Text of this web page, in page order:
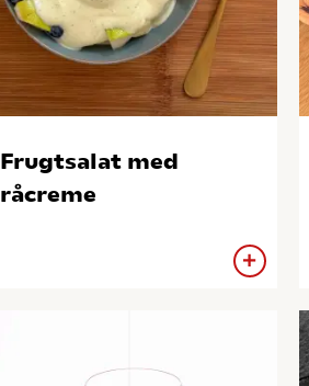
Frugtsalat med
råcreme